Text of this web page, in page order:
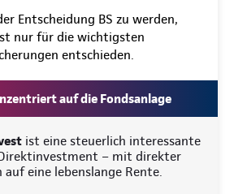
Entscheidung BS zu werden,
nur für die wichtigsten
entschieden.
auf die Fondsanlage
ist eine steuerlich interessante
– mit direkter
eine lebenslange Rente.